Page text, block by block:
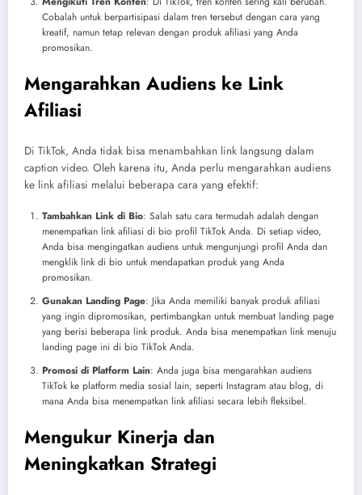
Cobalah untuk berpartisipasi dalam tren tersebut dengan cara yang
kreatif, namun tetap relevan dengan produk afiliasi yang Anda
promosikan.
Mengarahkan Audiens ke Link
Afiliasi
Di TikTok, Anda tidak bisa menambahkan link langsung dalam
caption video. Oleh karena itu, Anda perlu mengarahkan audiens
ke link afiliasi melalui beberapa cara yang efektif:
Tambahkan Link di Bio: Salah satu cara termudah adalah dengan
menempatkan link afiliasi di bio profil TikTok Anda. Di setiap video,
Anda bisa mengingatkan audiens untuk mengunjungi profil Anda dan
mengklik link di bio untuk mendapatkan produk yang Anda
promosikan.
Gunakan Landing Page: Jika Anda memiliki banyak produk afiliasi
yang ingin dipromosikan, pertimbangkan untuk membuat landing page
yang berisi beberapa link produk. Anda bisa menempatkan link menuju
landing page ini di bio TikTok Anda.
Promosi di Platform Lain: Anda juga bisa mengarahkan audiens
TikTok ke platform media sosial lain, seperti Instagram atau blog, di
mana Anda bisa menempatkan link afiliasi secara lebih fleksibel.
Mengukur Kinerja dan
Meningkatkan Strategi